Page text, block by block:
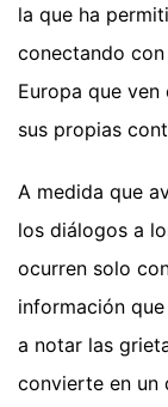
la que ha
conectando
Europa que
sus propias
A medida que
los diálogos a
ocurren solo
información
a notar las
convierte en un